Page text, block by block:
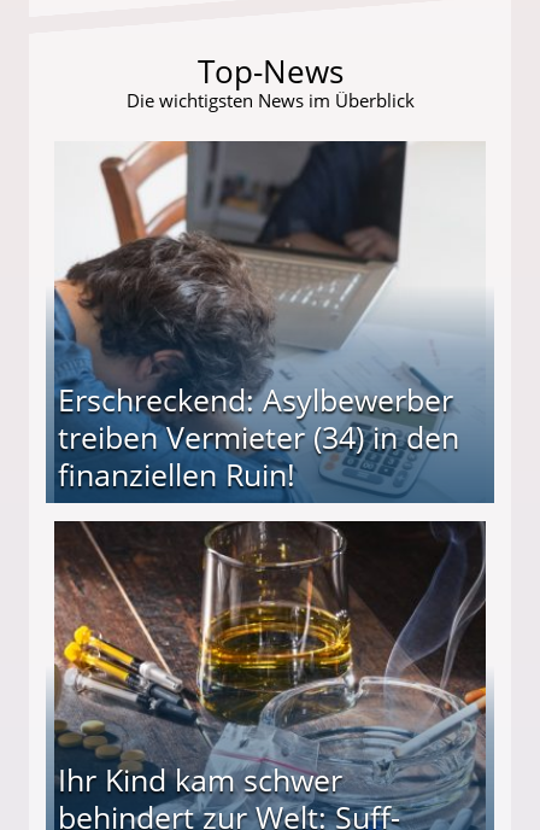
Top-News
Die wichtigsten News im Überblick
Erschreckend: Asylbewerber
treiben Vermieter (34) in den
finanziellen Ruin!
(34) in den finanziellen Ruin!
Ihr Kind kam schwer
behindert zur Welt: Suff-